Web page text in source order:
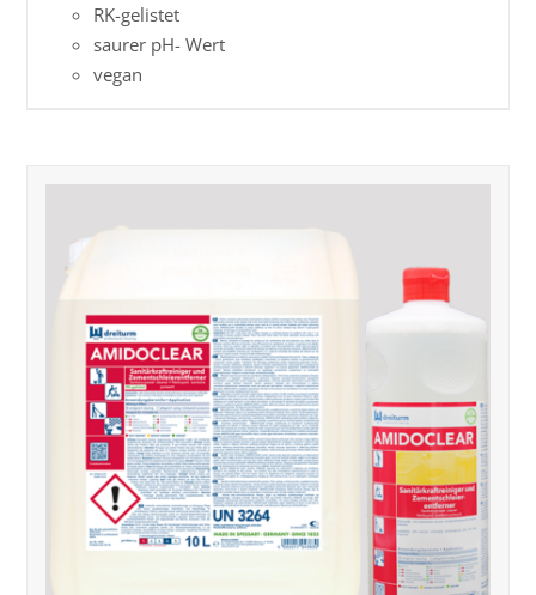
RK-gelistet
saurer pH- Wert
vegan